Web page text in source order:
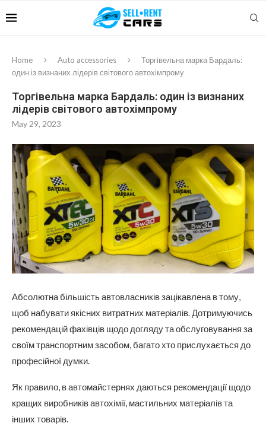
Home Auto accessories
Торгівельна марка Бардаль:
один із визнаних лідерів світового автохімпрому
Торгівельна марка Бардаль: один із визнаних
лідерів світового автохімпрому
May 29, 2023
Абсолютна більшість автовласників зацікавлена в тому,
щоб набувати якісних витратних матеріалів. Дотримуючись
рекомендацій фахівців щодо догляду та обслуговування за
своїм транспортним засобом, багато хто прислухається до
професійної думки.
Як правило, в автомайстернях даються рекомендації щодо
кращих виробників автохімії, мастильних матеріалів та
інших товарів.